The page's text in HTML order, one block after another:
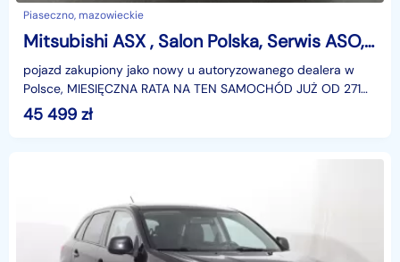
Piaseczno, mazowieckie
Mitsubishi ASX , Salon Polska, Serwis ASO, Klima, Parktronic
pojazd zakupiony jako nowy u autoryzowanego dealera w
Polsce, MIESIĘCZNA RATA NA TEN SAMOCHÓD JUŻ OD 271
PLN*Podana w ogłoszeniu lokalizacja pojazdu jest aktua
45 499 zł